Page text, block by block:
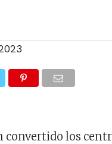
convertido los